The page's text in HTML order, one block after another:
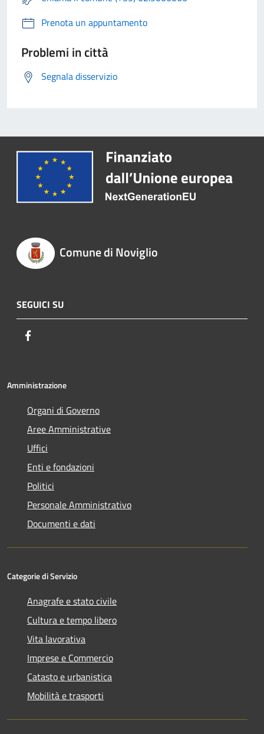
Prenota un appuntamento
Problemi in città
Segnala disservizio
Comune di Noviglio
SEGUICI SU
Amministrazione
Organi di Governo
Aree Amministrative
Uffici
Enti e fondazioni
Politici
Personale Amministrativo
Documenti e dati
Categorie di Servizio
Anagrafe e stato civile
Cultura e tempo libero
Vita lavorativa
Imprese e Commercio
Catasto e urbanistica
Mobilità e trasporti